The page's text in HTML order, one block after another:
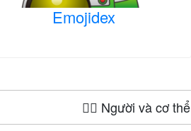
Emojidex
🤦‍♀️ Người và cơ thể